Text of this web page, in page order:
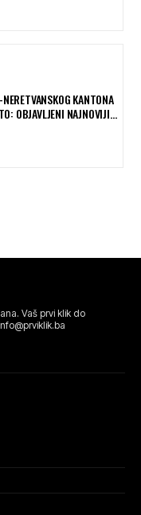
KANTONA
OBJAVLJENI NAJNOVIJI
FINANSIJA
Vaš prvi klik do